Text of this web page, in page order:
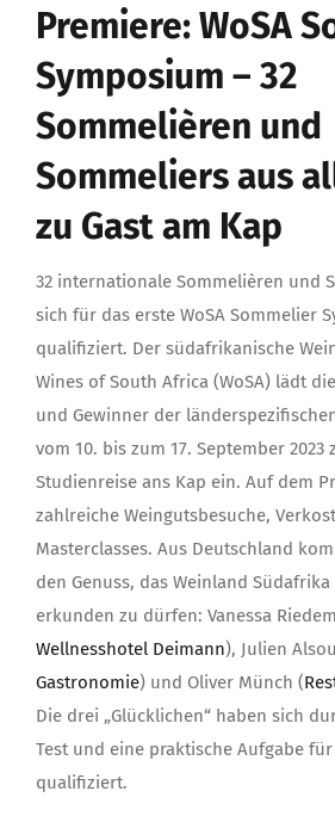
grösseres
Premiere: WoSA
Symposium – 32
Sommelièren und
Sommeliers aus
zu Gast am Kap
32 internationale Sommelièren und
sich für das erste WoSA Sommelier
qualifiziert. Der südafrikanische
Wines of South Africa (WoSA) lädt
und Gewinner der
vom 10. bis zum 17. September 2023
Studienreise ans Kap ein. Auf dem
zahlreiche Weingutsbesuche,
Masterclasses. Aus Deutschland
den Genuss, das Weinland
erkunden zu dürfen: Vanessa
Wellnesshotel Deimann), Julien
Gastronomie) und Oliver Münch (
Die drei „Glücklichen“ haben sich
Test und eine praktische Aufgabe für
qualifiziert.